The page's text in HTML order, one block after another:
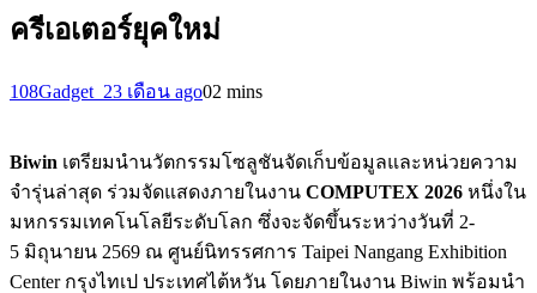
ครีเอเตอร์ยุคใหม่
108Gadget_23 เดือน ago02 mins
Biwin เตรียมนำนวัตกรรมโซลูชันจัดเก็บข้อมูลและหน่วยความ
จำรุ่นล่าสุด ร่วมจัดแสดงภายในงาน COMPUTEX 2026 หนึ่งใน
มหกรรมเทคโนโลยีระดับโลก ซึ่งจะจัดขึ้นระหว่างวันที่ 2-
5 มิถุนายน 2569 ณ ศูนย์นิทรรศการ Taipei Nangang Exhibition
Center กรุงไทเป ประเทศไต้หวัน โดยภายในงาน Biwin พร้อมนำ